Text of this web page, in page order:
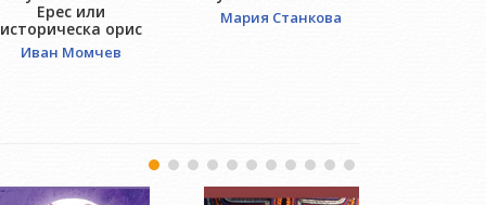
Ерес или
историческа орис
Иван Момчев
Мария Станкова